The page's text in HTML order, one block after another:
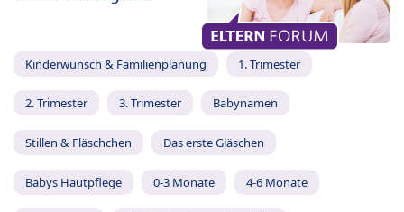
Kinderwunsch & Familienplanung 1. Trimester
2. Trimester 3. Trimester Babynamen
Stillen & Fläschchen Das erste Gläschen
Babys Hautpflege 0-3 Monate 4-6 Monate